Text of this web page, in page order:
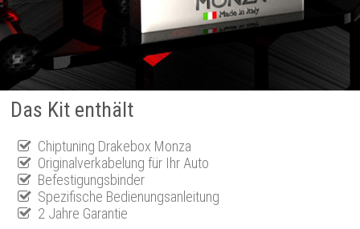
Das Kit enthält
Chiptuning Drakebox Monza
Originalverkabelung für Ihr Auto
Befestigungsbinder
Spezifische Bedienungsanleitung
2 Jahre Garantie